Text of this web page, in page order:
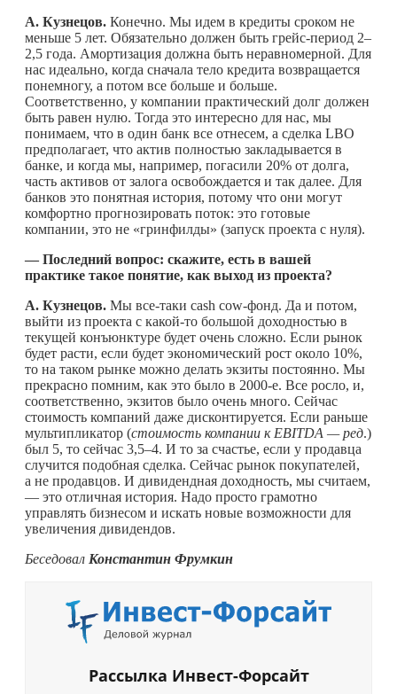
А. Кузнецов. Конечно. Мы идем в кредиты сроком не
меньше 5 лет. Обязательно должен быть грейс-период 2–
2,5 года. Амортизация должна быть неравномерной. Для
нас идеально, когда сначала тело кредита возвращается
понемногу, а потом все больше и больше.
Соответственно, у компании практический долг должен
быть равен нулю. Тогда это интересно для нас, мы
понимаем, что в один банк все отнесем, а сделка LBО
предполагает, что актив полностью закладывается в
банке, и когда мы, например, погасили 20% от долга,
часть активов от залога освобождается и так далее. Для
банков это понятная история, потому что они могут
комфортно прогнозировать поток: это готовые
компании, это не «гринфилды» (запуск проекта с нуля).
— Последний вопрос: скажите, есть в вашей
практике такое понятие, как выход из проекта?
А. Кузнецов. Мы все-таки cash cow-фонд. Да и потом,
выйти из проекта с какой-то большой доходностью в
текущей конъюнктуре будет очень сложно. Если рынок
будет расти, если будет экономический рост около 10%,
то на таком рынке можно делать экзиты постоянно. Мы
прекрасно помним, как это было в 2000-е. Все росло, и,
соответственно, экзитов было очень много. Сейчас
стоимость компаний даже дисконтируется. Если раньше
мультипликатор (стоимость компании к EBITDA — ред.)
был 5, то сейчас 3,5–4. И то за счастье, если у продавца
случится подобная сделка. Сейчас рынок покупателей,
а не продавцов. И дивидендная доходность, мы считаем,
— это отличная история. Надо просто грамотно
управлять бизнесом и искать новые возможности для
увеличения дивидендов.
Беседовал Константин Фрумкин
Рассылка Инвест-Форсайт